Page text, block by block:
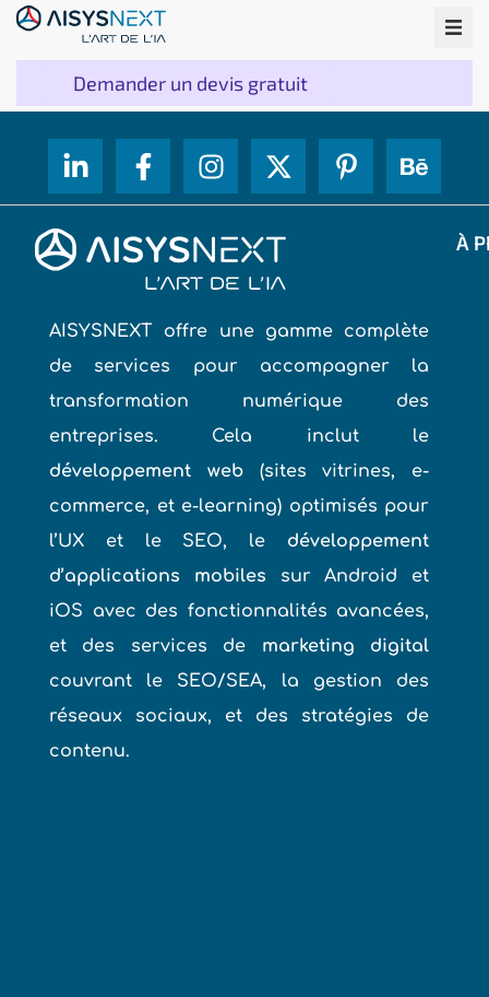
Demander un devis gratuit
AISYSNEXT offre une gamme complète
de services pour accompagner la
transformation numérique des
entreprises. Cela inclut le
développement web(sites vitrines, e-
commerce, et e-learning) optimisés pour
l’UX et le SEO, le développement
d’applications mobiles sur Android et
iOS avec des fonctionnalités avancées,
et des services de marketing digital
couvrant le SEO/SEA, la gestion des
réseaux sociaux, et des stratégies de
contenu.
À